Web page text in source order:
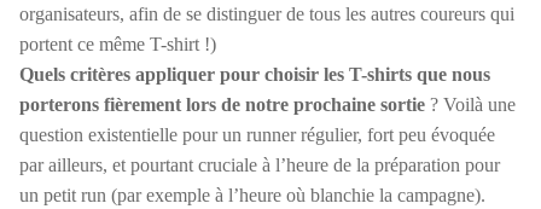
organisateurs, afin de se distinguer de tous les autres coureurs qui
portent ce même T-shirt !)
Quels critères appliquer pour choisir les T-shirts que nous
porterons fièrement lors de notre prochaine sortie ? Voilà une
question existentielle pour un runner régulier, fort peu évoquée
par ailleurs, et pourtant cruciale à l’heure de la préparation pour
un petit run (par exemple à l’heure où blanchie la campagne).